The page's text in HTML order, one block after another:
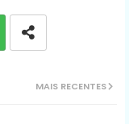
MAIS RECENTES